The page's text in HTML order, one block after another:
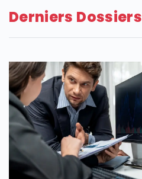
Derniers Dossiers